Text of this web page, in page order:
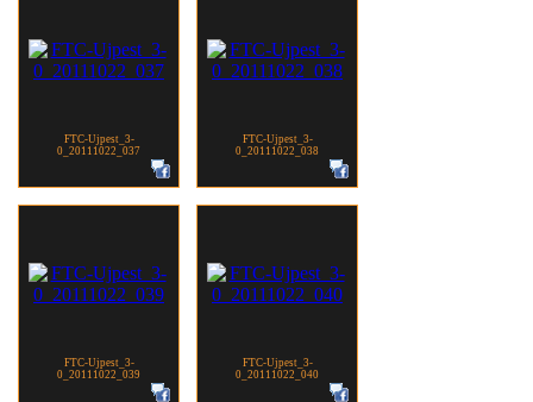
FTC-Ujpest_3-
0_20111022_037
FTC-Ujpest_3-
0_20111022_038
FTC-Ujpest_3-
0_20111022_039
FTC-Ujpest_3-
0_20111022_040